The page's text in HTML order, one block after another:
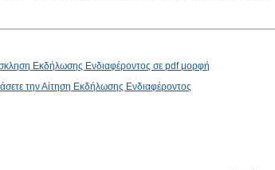
Εκδήλωσης Ενδιαφέροντος σε pdf μορφή
την Αίτηση Εκδήλωσης Ενδιαφέροντος